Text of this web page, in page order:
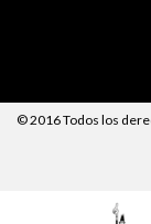
© 2016 Todos los